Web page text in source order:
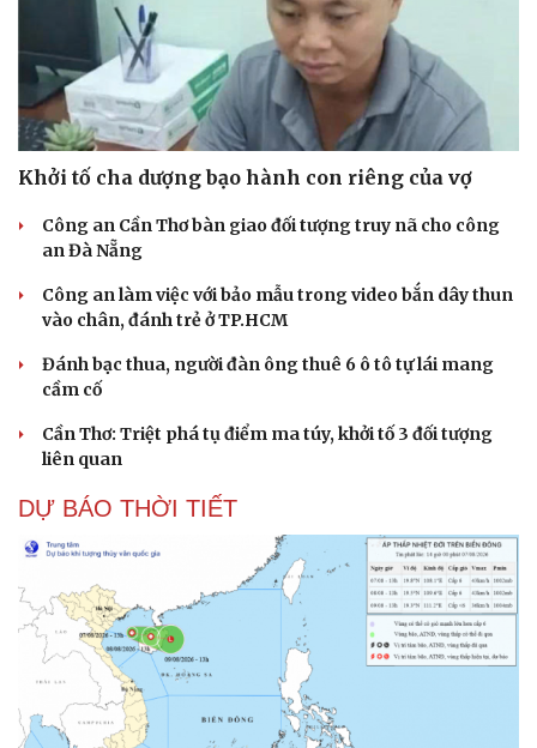
Cải chính
Khởi tố cha dượng bạo hành con riêng của vợ
Công an Cần Thơ bàn giao đối tượng truy nã cho công
an Đà Nẵng
Công an làm việc với bảo mẫu trong video bắn dây thun
vào chân, đánh trẻ ở TP.HCM
Đánh bạc thua, người đàn ông thuê 6 ô tô tự lái mang
cầm cố
Cần Thơ: Triệt phá tụ điểm ma túy, khởi tố 3 đối tượng
liên quan
DỰ BÁO THỜI TIẾT